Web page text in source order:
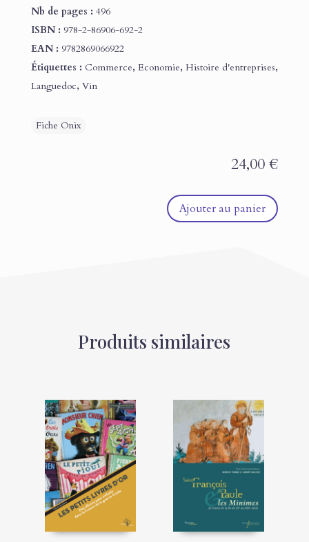
Nb de pages : 496
ISBN : 978-2-86906-692-2
EAN : 9782869066922
Étiquettes : Commerce, Economie, Histoire d'entreprises,
Languedoc, Vin
24,00€
Ajouter au panier
Produits similaires